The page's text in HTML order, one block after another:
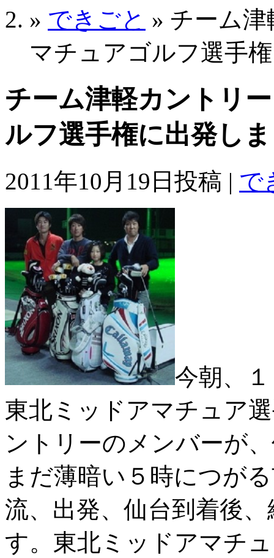
» できごと » チーム
マチュアゴルフ選手
チーム津軽カントリ
ルフ選手権に出発し
2011年10月19日投稿 | で
今朝、
東北ミッドアマチュア
ントリーのメンバーが
まだ薄暗い５時につが
流、出発、仙台到着後
す。東北ミッドアマチ